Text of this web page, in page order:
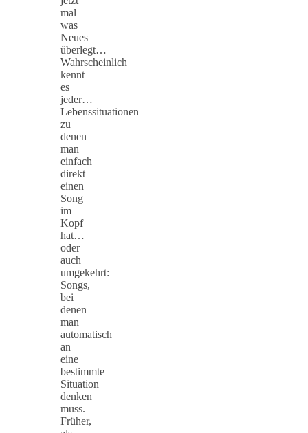
mal
was
Neues
überlegt…
Wahrscheinlich
kennt
es
jeder…
Lebenssituationen
zu
denen
man
einfach
direkt
einen
Song
im
Kopf
hat…
oder
auch
umgekehrt:
Songs,
bei
denen
man
automatisch
an
eine
bestimmte
Situation
denken
muss.
Früher,